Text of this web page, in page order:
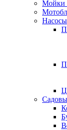
Мойки
Насосы